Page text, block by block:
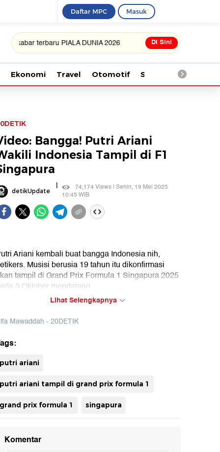
Daftar MPC Masuk
terbaru PIALA DUNIA 2026 Di Sini
Ekonomi Travel Otomotif Saintek
Bangga! Putri Ariani
Indonesia Tampil di F1
detikUpdate |
74,174 Views | Senin, 19 Mei 2025
10:45 WIB
Ariani kembali buat bangga Indonesia nih,
Musisi berusia 19 tahun itu dikonfirmasi
tampil di Grand Prix Formula 1 Singapura 2025
3 Oktober mendatang.
Lihat Selengkapnya
Mawaddah - 20DETIK
putri ariani
putri ariani tampil di grand prix formula 1
grand prix formula 1 singapura